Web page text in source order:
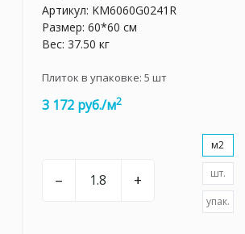
Артикул: KM6060G0241R
Размер: 60*60 см
Вес: 37.50 кг
Плиток в упаковке: 5 шт
3 172 руб./м2
– +
м2
шт.
упак.